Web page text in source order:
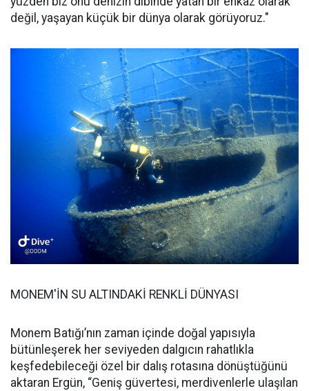
değil, yaşayan küçük bir dünya olarak görüyoruz."
MONEM'İN SU ALTINDAKİ RENKLİ DÜNYASI
Monem Batığı’nın zaman içinde doğal yapısıyla
bütünleşerek her seviyeden dalgıcın rahatlıkla
keşfedebileceği özel bir dalış rotasına dönüştüğünü
aktaran Ergün, “Geniş güvertesi, merdivenlerle ulaşılan